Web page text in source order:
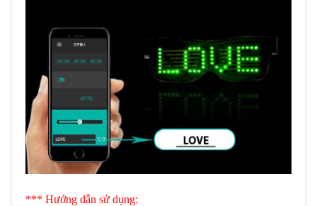
*** Hướng dẫn sử dụng: